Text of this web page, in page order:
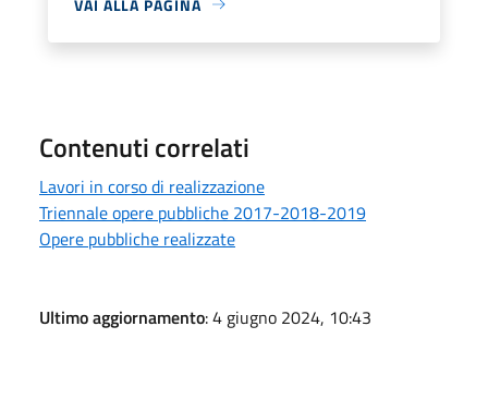
Contenuti correlati
Lavori in corso di realizzazione
Triennale opere pubbliche 2017-2018-2019
Opere pubbliche realizzate
Ultimo aggiornamento: 4 giugno 2024, 10:43